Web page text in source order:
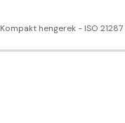
Kompakt hengerek - ISO 21287